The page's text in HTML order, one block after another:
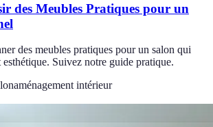
des Meubles Pratiques pour un
des meubles pratiques pour un salon qui
Suivez notre guide pratique.
aménagement intérieur